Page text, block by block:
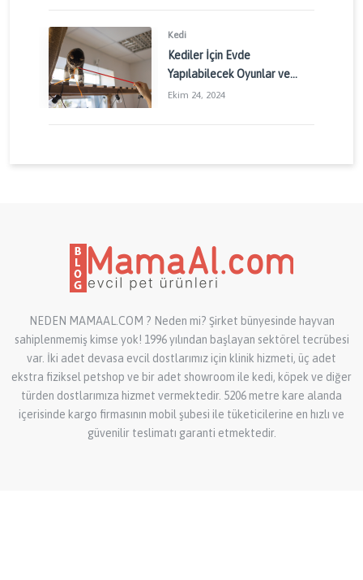
Kedi
Kediler İçin Evde
Yapılabilecek Oyunlar ve
Aktiviteler: Kedinizin
Ekim 24, 2024
NEDEN MAMAAL.COM ? Neden mi? Şirket bünyesinde hayvan
sahiplenmemiş kimse yok! 1996 yılından başlayan sektörel tecrübesi
var. İki adet devasa evcil dostlarımız için klinik hizmeti, üç adet
ekstra fiziksel petshop ve bir adet showroom ile kedi, köpek ve diğer
türden dostlarımıza hizmet vermektedir. 5206 metre kare alanda
içerisinde kargo firmasının mobil şubesi ile tüketicilerine en hızlı ve
güvenilir teslimatı garanti etmektedir.